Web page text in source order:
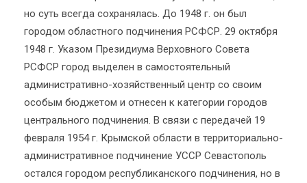
но суть всегда сохранялась. До 1948 г. он был
городом областного подчинения РСФСР. 29 октября
1948 г. Указом Президиума Верховного Совета
РСФСР город выделен в самостоятельный
административно-хозяйственный центр со своим
особым бюджетом и отнесен к категории городов
центрального подчинения. В связи с передачей 19
февраля 1954 г. Крымской области в территориально-
административное подчинение УССР Севастополь
остался городом республиканского подчинения, но в